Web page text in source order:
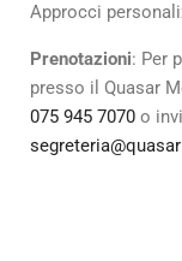
Approcci
Prenotazioni: Per
presso il Quasar
075 945 7070 o